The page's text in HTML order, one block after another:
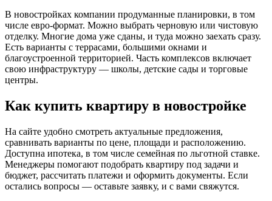
В новостройках компании продуманные планировки, в том
числе евро-формат. Можно выбрать черновую или чистовую
отделку. Многие дома уже сданы, и туда можно заехать сразу.
Есть варианты с террасами, большими окнами и
благоустроенной территорией. Часть комплексов включает
свою инфраструктуру — школы, детские сады и торговые
центры.
Как купить квартиру в новостройке
На сайте удобно смотреть актуальные предложения,
сравнивать варианты по цене, площади и расположению.
Доступна ипотека, в том числе семейная по льготной ставке.
Менеджеры помогают подобрать квартиру под задачи и
бюджет, рассчитать платежи и оформить документы. Если
остались вопросы — оставьте заявку, и с вами свяжутся.